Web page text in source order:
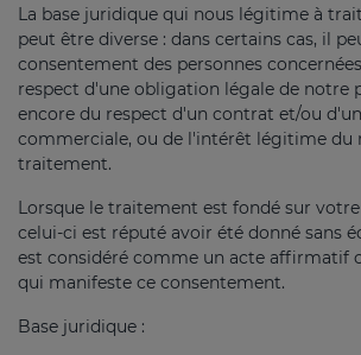
La base juridique qui nous légitime à
peut être diverse : dans certains cas, il
consentement des personnes
respect d'une obligation légale de notre
encore du respect d'un contrat et/ou
commerciale, ou de l'intérêt légitime du
traitement.
Lorsque le traitement est fondé sur
celui-ci est réputé avoir été donné sans
est considéré comme un acte affirmatif
qui manifeste ce consentement.
Base juridique :